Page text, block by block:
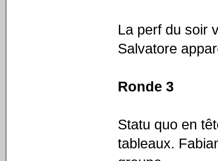
La perf du soir
Salvatore
Ronde 3
Statu quo en
tableaux.